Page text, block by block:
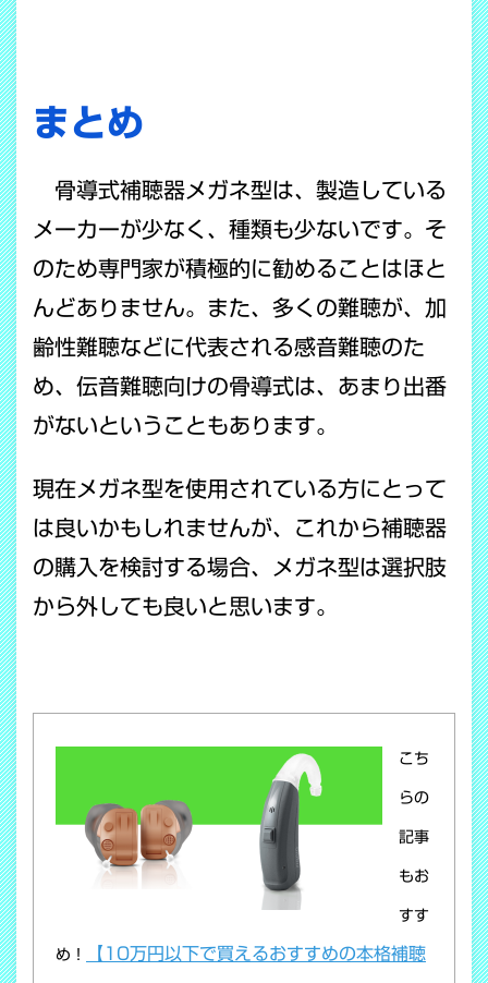
まとめ
骨導式補聴器メガネ型は、製造している
メーカーが少なく、種類も少ないです。そ
のため専門家が積極的に勧めることはほと
んどありません。 また、多くの難聴が、加
齢性難聴などに代表される感音難聴のた
め、伝音難聴向けの骨導式は、あまり出番
がないということもあります。
現在メガネ型を使用されている方にとって
は良いかもしれませんが、これから補聴器
の購入を検討する場合、メガネ型は選択肢
から外しても良いと思います。
こち
らの
記事
もお
すす
め！ 【10万円以下で買えるおすすめの本格補聴